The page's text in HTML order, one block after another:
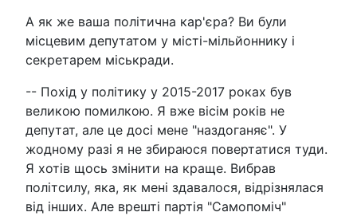
А як же ваша політична кар'єра? Ви були
місцевим депутатом у місті-мільйоннику і
секретарем міськради.
-- Похід у політику у 2015-2017 роках був
великою помилкою. Я вже вісім років не
депутат, але це досі мене "наздоганяє". У
жодному разі я не збираюся повертатися туди.
Я хотів щось змінити на краще. Вибрав
політсилу, яка, як мені здавалося, відрізнялася
від інших. Але врешті партія "Самопоміч"